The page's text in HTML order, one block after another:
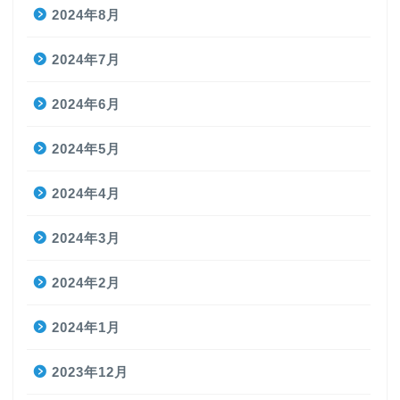
2024年8月
2024年7月
2024年6月
2024年5月
2024年4月
2024年3月
2024年2月
2024年1月
2023年12月